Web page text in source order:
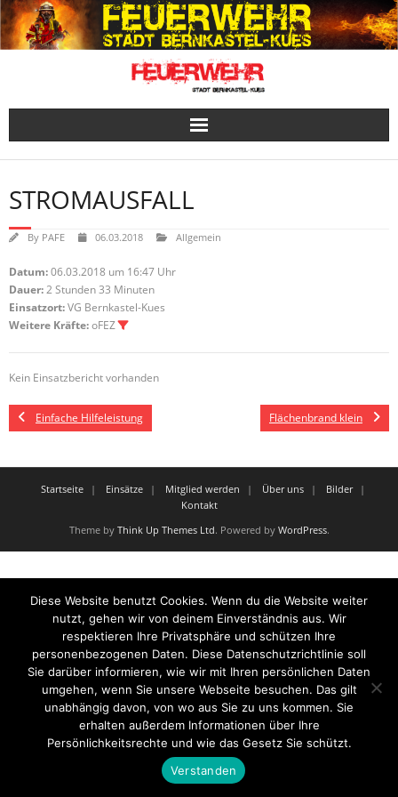
Skip
to
content
STROMAUSFALL
By PAFE 06.03.2018 Allgemein
Datum:06.03.2018 um 16:47 Uhr
Dauer:2 Stunden 33 Minuten
Einsatzort:VG Bernkastel-Kues
Weitere Kräfte:oFEZ
Kein Einsatzbericht vorhanden
Einfache Hilfeleistung Flächenbrand klein
Startseite Einsätze Mitglied werden Über uns
Bilder
Kontakt
Theme by Think Up Themes Ltd. Powered by WordPress.
Diese Website benutzt Cookies. Wenn du die Website weiter
nutzt, gehen wir von deinem Einverständnis aus. Wir
respektieren Ihre Privatsphäre und schützen Ihre
personenbezogenen Daten. Diese Datenschutzrichtlinie soll
Sie darüber informieren, wie wir mit Ihren persönlichen Daten
umgehen, wenn Sie unsere Webseite besuchen. Das gilt
unabhängig davon, von wo aus Sie zu uns kommen. Sie
erhalten außerdem Informationen über Ihre
Persönlichkeitsrechte und wie das Gesetz Sie schützt.
Verstanden